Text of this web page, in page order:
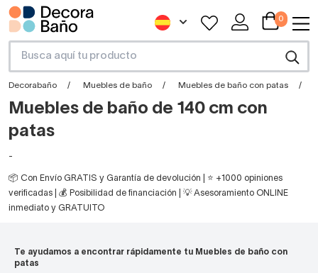
0
Decorabaño Muebles de baño Muebles de baño con patas
Muebles de baño de 140 cm con
patas
-
📦 Con Envío GRATIS y Garantía de devolución | ⭐ +1000 opiniones
verificadas | 💰 Posibilidad de financiación | 💡 Asesoramiento ONLINE
inmediato y GRATUITO
Te ayudamos a encontrar rápidamente tu Muebles de baño con
patas